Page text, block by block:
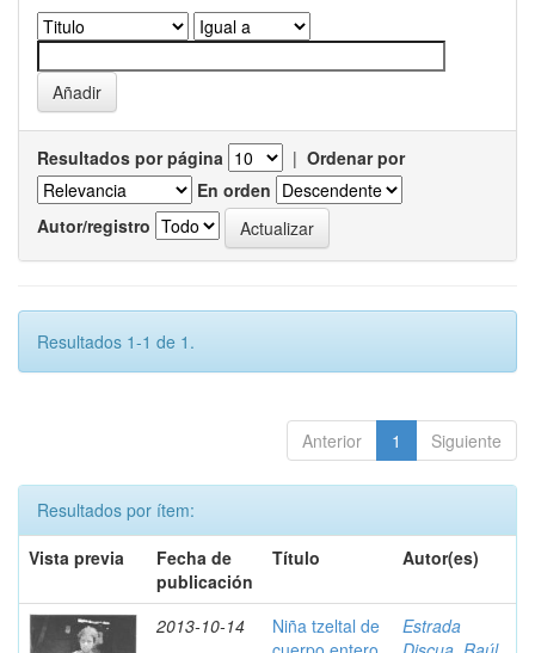
Resultados por página | Ordenar por
En orden
Autor/registro
Resultados 1-1 de 1.
Anterior 1 Siguiente
Resultados por ítem:
Vista previa
Fecha de
publicación
Título Autor(es)
2013-10-14
Niña tzeltal de
Estrada